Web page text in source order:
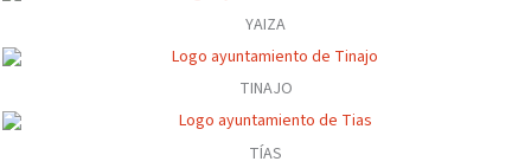
YAIZA
TINAJO
TÍAS